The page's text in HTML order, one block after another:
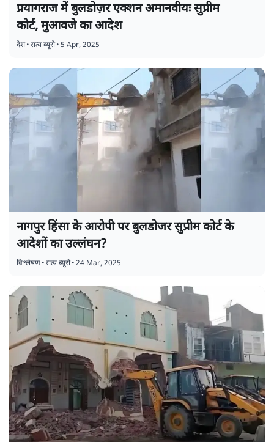
प्रयागराज में बुलडोज़र एक्शन अमानवीयः सुप्रीम
कोर्ट, मुआवजे का आदेश
देश•सत्य ब्यूरो•5 Apr, 2025
नागपुर हिंसा के आरोपी पर बुलडोजर सुप्रीम कोर्ट के
आदेशों का उल्लंघन?
विश्लेषण•सत्य ब्यूरो•24 Mar, 2025